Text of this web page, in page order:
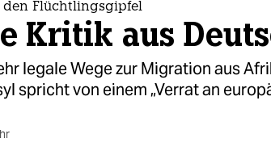
den Flüchtlingsgipfel
Kritik aus
legale Wege zur Migration aus
spricht von einem „Verrat an